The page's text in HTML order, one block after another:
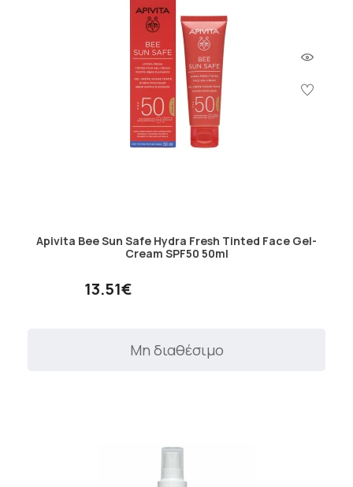
Apivita Bee Sun Safe Hydra Fresh Tinted Face Gel-
Cream SPF50 50ml
13.51€
Μη διαθέσιμο